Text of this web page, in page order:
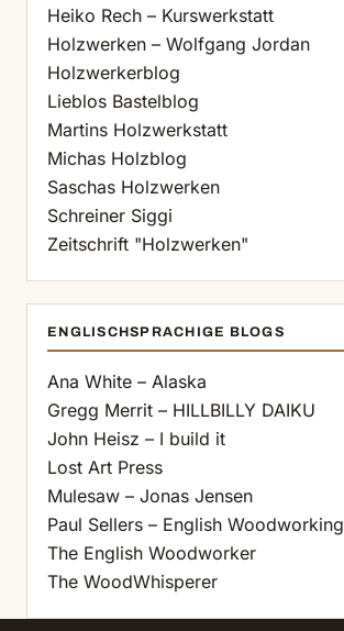
Heiko Rech – Kurswerkstatt
Holzwerken – Wolfgang Jordan
Holzwerkerblog
Lieblos Bastelblog
Martins Holzwerkstatt
Michas Holzblog
Saschas Holzwerken
Schreiner Siggi
Zeitschrift "Holzwerken"
ENGLISCHSPRACHIGE BLOGS
Ana White – Alaska
Gregg Merrit – HILLBILLY DAIKU
John Heisz – I build it
Lost Art Press
Mulesaw – Jonas Jensen
Paul Sellers – English Woodworking
The English Woodworker
The WoodWhisperer